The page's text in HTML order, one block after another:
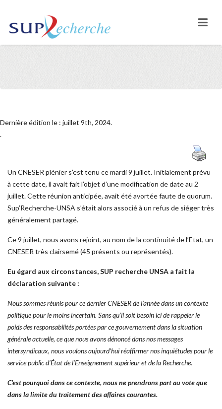
Dernière édition le : juillet 9th, 2024.
.
Un CNESER plénier s’est tenu ce mardi 9 juillet. Initialement prévu
à cette date, il avait fait l’objet d’une modification de date au 2
juillet. Cette réunion anticipée, avait été avortée faute de quorum.
Sup’Recherche-UNSA s’était alors associé à un refus de siéger très
généralement partagé.
Ce 9 juillet, nous avons rejoint, au nom de la continuité de l’Etat, un
CNESER très clairsemé (45 présents ou représentés).
Eu égard aux circonstances, SUP recherche UNSA a fait la
déclaration suivante :
Nous sommes réunis pour ce dernier CNESER de l’année dans un contexte
politique pour le moins incertain. Sans qu’il soit besoin ici de rappeler le
poids des responsabilités portées par ce gouvernement dans la situation
générale actuelle, ce que nous avons dénoncé dans nos messages
intersyndicaux, nous voulons aujourd’hui réaffirmer nos inquiétudes pour le
service public d’État de l’Enseignement supérieur et de la Recherche.
C’est pourquoi dans ce contexte, nous ne prendrons part au vote que
dans la limite du traitement des affaires courantes.